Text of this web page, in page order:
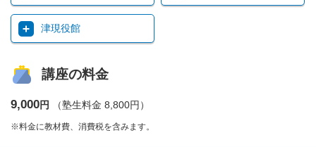
津現役館
講座の料金
9,000円 （塾生料金 8,800円）
※料金に教材費、消費税を含みます。